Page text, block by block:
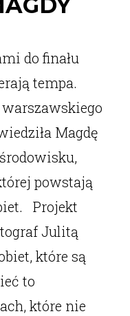
do finału
tempa.
Magdę
powstają
Projekt
Julitą
które są
to
które nie